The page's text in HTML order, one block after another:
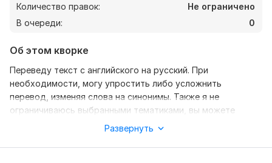
Количество правок:
Не ограничено
В очереди:
0
Об этом кворке
Переведу текст с английского на русский. При
необходимости, могу упростить либо усложнить
перевод, изменяя слова на синонимы. Также я не
ограничиваюсь выбранными тематиками, вы можете
Развернуть